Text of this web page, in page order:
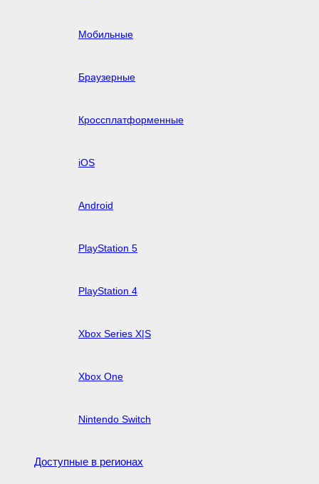
Мобильные
Браузерные
Кроссплатформенные
iOS
Android
PlayStation 5
PlayStation 4
Xbox Series X|S
Xbox One
Nintendo Switch
Доступные в регионах